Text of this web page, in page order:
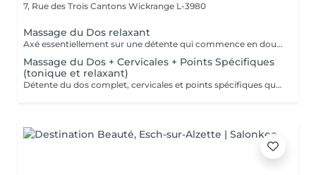
7, Rue des Trois Cantons Wickrange L-3980
Massage du Dos relaxant
Axé essentiellement sur une détente qui commence en douceur pour finir en profondeur. Frictions. pétrissages et chaleur sont au programme. Pressions adaptées selon votre choix. douces ou fortes.Pour une action au niveau des cervicales vous pouvez opter pour le massage plus complet (Dos,cervicales et points spécifiques.).
Massage du Dos + Cervicales + Points Spécifiques
(tonique et relaxant)
Détente du dos complet, cervicales et points spécifiques qui soulageront fatigue musculaire, courbatures, rhumatismes.